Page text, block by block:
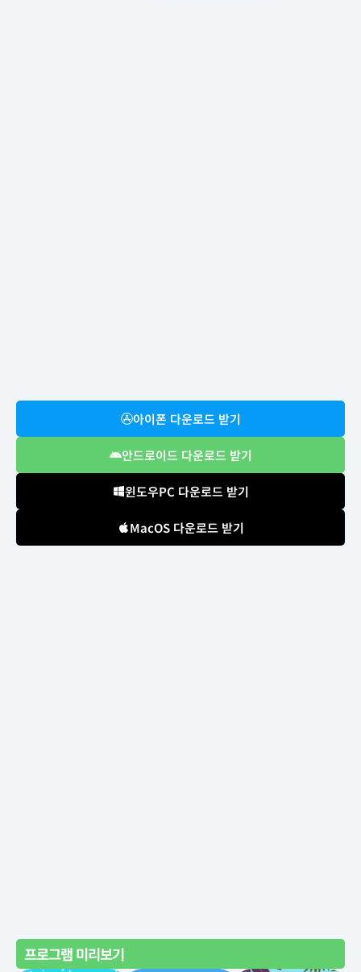
아이폰 다운로드 받기
안드로이드 다운로드 받기
윈도우PC 다운로드 받기
MacOS 다운로드 받기
프로그램 미리보기